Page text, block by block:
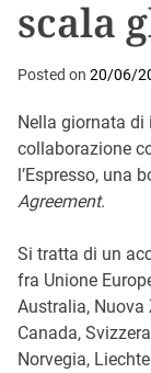
scala
Posted on 20/06/
Nella giornata di
collaborazione
l’Espresso, una
Agreement.
Si tratta di un
fra Unione
Australia, Nuova
Canada,
Norvegia,